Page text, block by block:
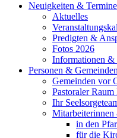
Neuigkeiten & Termine
Aktuelles
Predigten &
Fotos 2026
Informationen &
Personen & Gemeinden
Gemeinden vor
Pastoraler
Ihr
in den
für die